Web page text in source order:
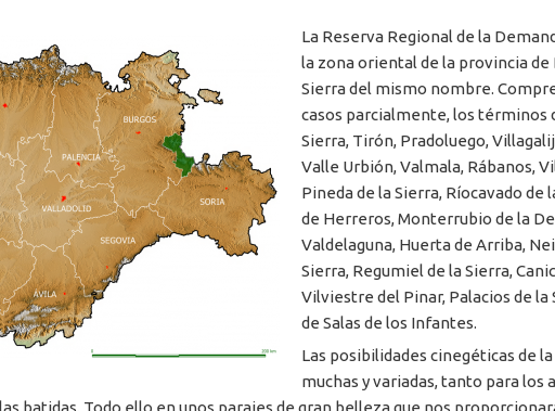
La Reserva Regional de la
la zona oriental de la provincia de
Sierra del mismo nombre.
casos parcialmente, los términos
Sierra, Tirón, Pradoluego,
Valle Urbión, Valmala, Rábanos,
Pineda de la Sierra, Ríocavado de
de Herreros, Monterrubio de la
Valdelaguna, Huerta de Arriba,
Sierra, Regumiel de la Sierra,
Vilviestre del Pinar, Palacios de la
de Salas de los Infantes.
Las posibilidades cinegéticas de
muchas y variadas, tanto para los
batidas. Todo ello en unos parajes de gran belleza que nos